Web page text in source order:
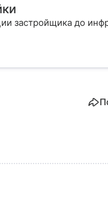
застройщика до